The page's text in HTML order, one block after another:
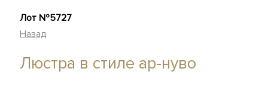
Лот №5727
Назад
Люстра в стиле ар-нуво